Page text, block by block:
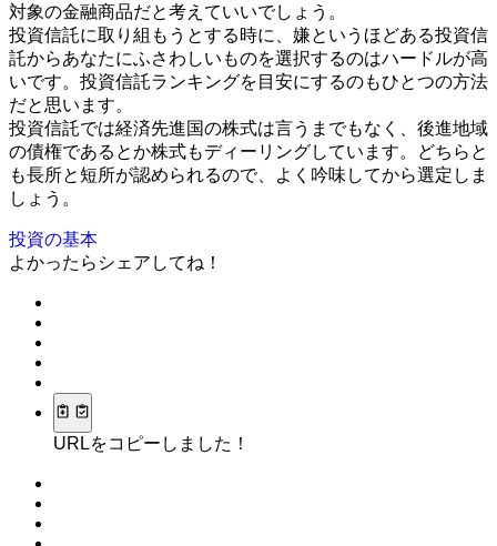
対象の金融商品だと考えていいでしょう。
投資信託に取り組もうとする時に、嫌というほどある投資信
託からあなたにふさわしいものを選択するのはハードルが高
いです。投資信託ランキングを目安にするのもひとつの方法
だと思います。
投資信託では経済先進国の株式は言うまでもなく、後進地域
の債権であるとか株式もディーリングしています。どちらと
も長所と短所が認められるので、よく吟味してから選定しま
しょう。
投資の基本
よかったらシェアしてね！
URLをコピーしました！